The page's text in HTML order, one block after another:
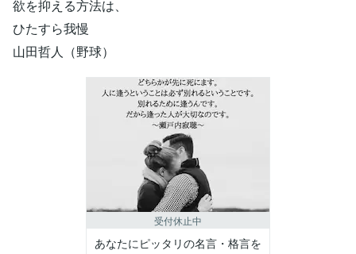
欲を抑える方法は、
ひたすら我慢
山田哲人（野球）
受付休止中
あなたにピッタリの名言・格言を